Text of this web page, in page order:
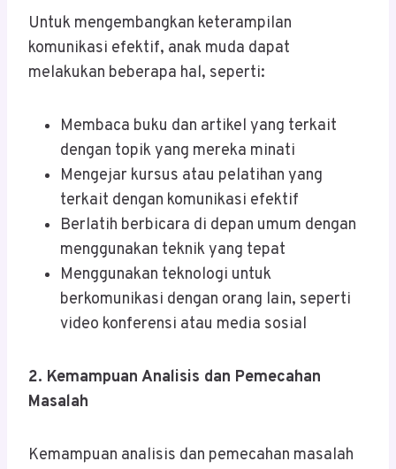
Untuk mengembangkan keterampilan
komunikasi efektif, anak muda dapat
melakukan beberapa hal, seperti:
Membaca buku dan artikel yang terkait
dengan topik yang mereka minati
Mengejar kursus atau pelatihan yang
terkait dengan komunikasi efektif
Berlatih berbicara di depan umum dengan
menggunakan teknik yang tepat
Menggunakan teknologi untuk
berkomunikasi dengan orang lain, seperti
video konferensi atau media sosial
2. Kemampuan Analisis dan Pemecahan
Masalah
Kemampuan analisis dan pemecahan masalah